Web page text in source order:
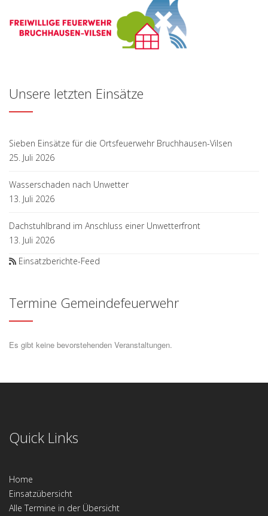
Unsere letzten Einsätze
Sieben Einsätze für die Ortsfeuerwehr Bruchhausen-Vilsen
25. Juli 2026
Wasserschaden nach Unwetter
13. Juli 2026
Dachstuhlbrand im Anschluss einer Unwetterfront
13. Juli 2026
Einsatzberichte-Feed
Termine Gemeindefeuerwehr
Es gibt keine bevorstehenden Veranstaltungen.
Quick Links
Home
Einsatzübersicht
Alle Termine in der Übersicht